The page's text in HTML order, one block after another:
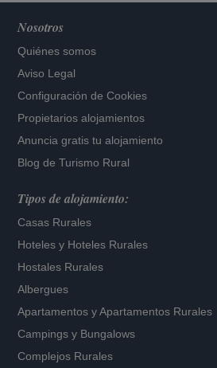
Nosotros
Quiénes somos
Aviso Legal
Configuración de Cookies
Propietarios alojamientos
Anuncia gratis tu alojamiento
Blog de Turismo Rural
Tipos de alojamiento:
Casas Rurales
Hoteles y Hoteles Rurales
Hostales Rurales
Albergues
Apartamentos yApartamentos Rurales
Campings y Bungalows
Complejos Rurales